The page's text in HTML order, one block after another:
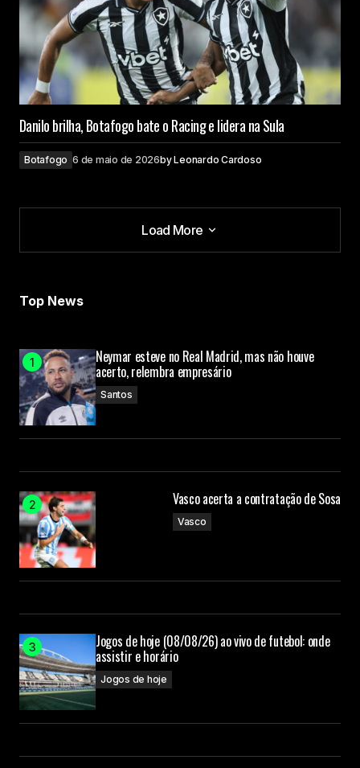
Danilo brilha, Botafogo bate o Racing e lidera na Sula
Botafogo 6 de maio de 2026byLeonardo Cardoso
Load More
Load More
Top News
Neymar esteve no Real Madrid, mas não houve
acerto, relembra empresário
Santos
Vasco acerta a contratação de Sosa
Vasco
Jogos de hoje (08/08/26) ao vivo de futebol: onde
assistir e horário
Jogos de hoje